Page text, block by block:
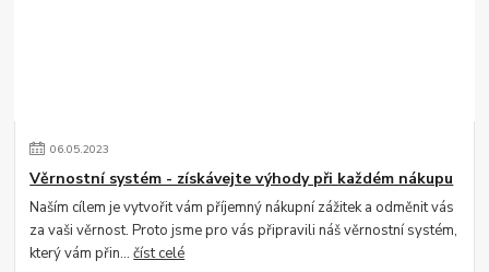
06.05.2023
Věrnostní systém - získávejte výhody při každém nákupu
Naším cílem je vytvořit vám příjemný nákupní zážitek a odměnit vás
za vaši věrnost. Proto jsme pro vás připravili náš věrnostní systém,
který vám přin...číst celé